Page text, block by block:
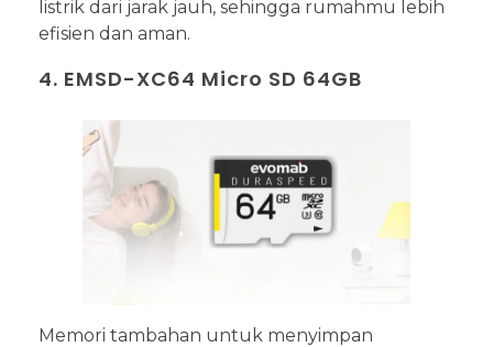
listrik dari jarak jauh, sehingga rumahmu lebih
efisien dan aman.
4. EMSD-XC64 Micro SD 64GB
Memori tambahan untuk menyimpan